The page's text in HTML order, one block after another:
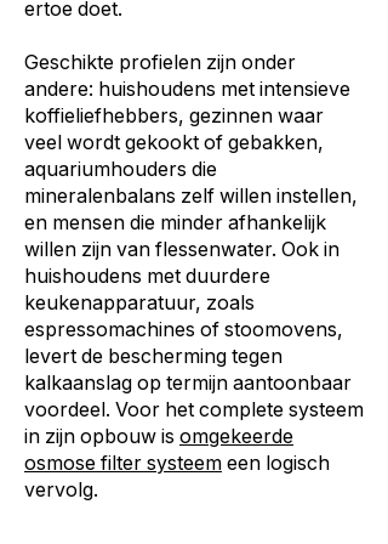
ertoe doet.
Geschikte profielen zijn onder
andere: huishoudens met intensieve
koffieliefhebbers, gezinnen waar
veel wordt gekookt of gebakken,
aquariumhouders die
mineralenbalans zelf willen instellen,
en mensen die minder afhankelijk
willen zijn van flessenwater. Ook in
huishoudens met duurdere
keukenapparatuur, zoals
espressomachines of stoomovens,
levert de bescherming tegen
kalkaanslag op termijn aantoonbaar
voordeel. Voor het complete systeem
in zijn opbouw is omgekeerde
osmose filter systeem een logisch
vervolg.